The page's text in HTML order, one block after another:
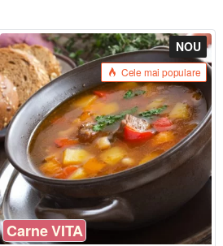
NOU
Cele mai populare
Carne VITA